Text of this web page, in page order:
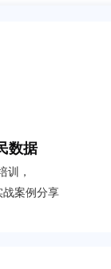
数据
训，
战案例分享